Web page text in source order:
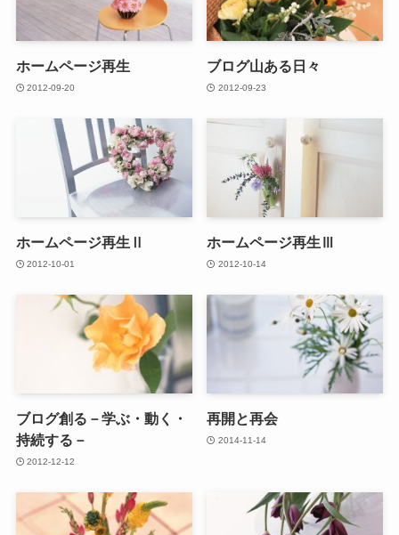
ホームページ再生
2012-09-20
ブログ山ある日々
2012-09-23
ホームページ再生Ⅱ
2012-10-01
ホームページ再生Ⅲ
2012-10-14
ブログ創る－学ぶ・動く・
持続する－
2012-12-12
再開と再会
2014-11-14